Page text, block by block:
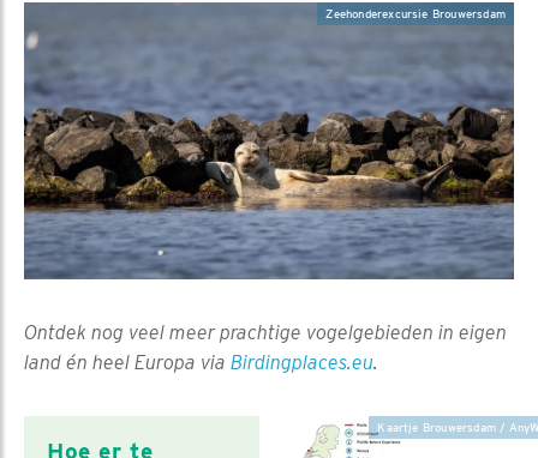
Zeehonderexcursie Brouwersdam
Ontdek nog veel meer prachtige vogelgebieden in eigen
land én heel Europa via Birdingplaces.eu.
Kaartje Brouwersdam /
Hoe er te